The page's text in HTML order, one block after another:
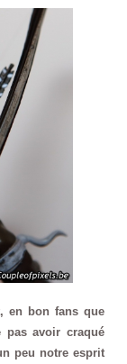
en bon fans que
pas avoir craqué
peu notre esprit